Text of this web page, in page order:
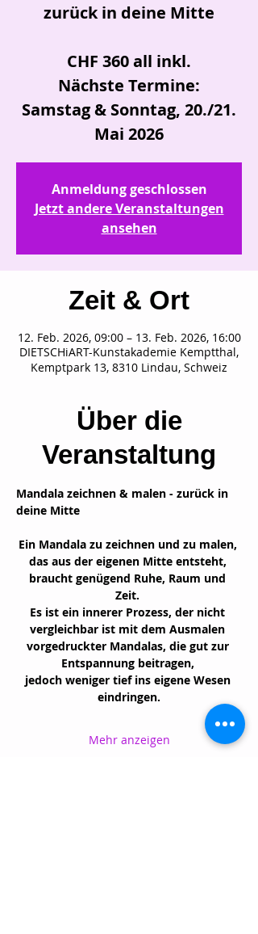
zurück in deine Mitte
CHF 360 all inkl.
Nächste Termine:
Samstag & Sonntag, 20./21.
Mai 2026
Anmeldung geschlossen
Jetzt andere Veranstaltungen
ansehen
Zeit & Ort
12. Feb. 2026, 09:00 – 13. Feb. 2026, 16:00
DIETSCHiART-Kunstakademie Kemptthal,
Kemptpark 13, 8310 Lindau, Schweiz
Über die
Veranstaltung
Mandala zeichnen & malen - zurück in
deine Mitte
Ein Mandala zu zeichnen und zu malen,
das aus der eigenen Mitte entsteht,
braucht genügend Ruhe, Raum und
Zeit.
Es ist ein innerer Prozess, der nicht
vergleichbar ist mit dem Ausmalen
vorgedruckter Mandalas, die gut zur
Entspannung beitragen,
jedoch weniger tief ins eigene Wesen
eindringen.
Mehr anzeigen